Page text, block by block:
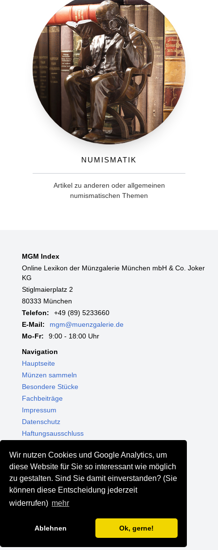
Wir nutzen Cookies und Google Analytics, um
diese Website für Sie so interessant wie möglich
zu gestalten. Sind Sie damit einverstanden? (Sie
können diese Entscheidung jederzeit
widerrufen) mehr
Ablehnen Ok, gerne!
Numismatik
Artikel zu anderen oder allgemeinen
numismatischen Themen
MGM Index
Online Lexikon der Münzgalerie München mbH & Co. Joker
KG
Stiglmaierplatz 2
80333 München
Telefon:
+49 (89) 5233660
E-Mail:
mgm@muenzgalerie.de
Mo-Fr:
9:00 - 18:00 Uhr
Navigation
Hauptseite
Münzen sammeln
Besondere Stücke
Fachbeiträge
Impressum
Datenschutz
Haftungsausschluss
Shop - Online kaufen
Münzgalerie München
MGM Schmuck
MGM Pfand